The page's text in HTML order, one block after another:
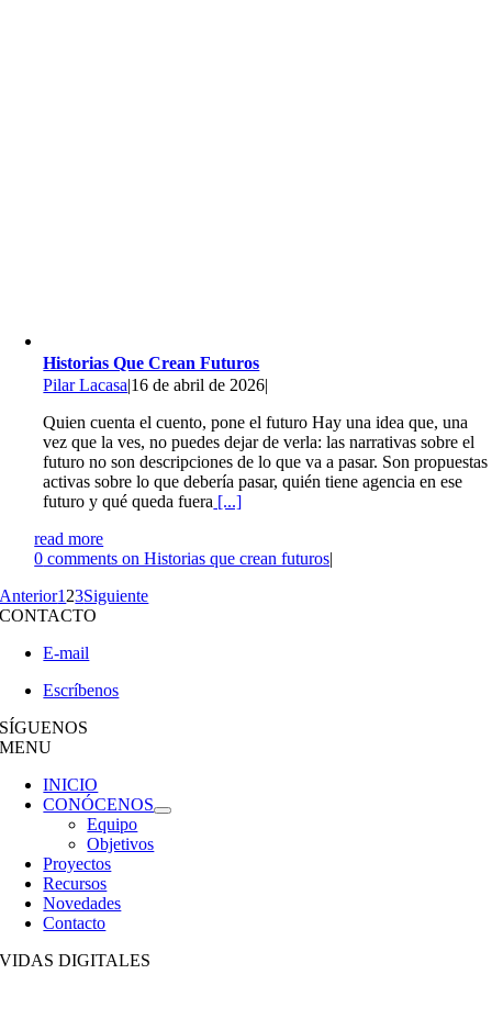
Historias Que Crean Futuros
Pilar Lacasa|16 de abril de 2026|
Quien cuenta el cuento, pone el futuro Hay una idea que, una
vez que la ves, no puedes dejar de verla: las narrativas sobre el
futuro no son descripciones de lo que va a pasar. Son propuestas
activas sobre lo que debería pasar, quién tiene agencia en ese
futuro y qué queda fuera [...]
read more
0 comments on Historias que crean futuros|
Anterior1 23Siguiente
CONTACTO
E-mail
Escríbenos
SÍGUENOS
MENU
INICIO
CONÓCENOS
Equipo
Objetivos
Proyectos
Recursos
Novedades
Contacto
VIDAS DIGITALES